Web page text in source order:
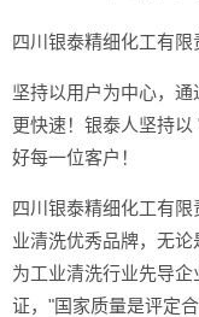
四川银泰精细化工有限
坚持以用户为中心，
更快速！银泰人坚持
好每一位客户！
四川银泰精细化工有
业清洗优秀品牌，无
为工业清洗行业先导
证，"国家质量是评定